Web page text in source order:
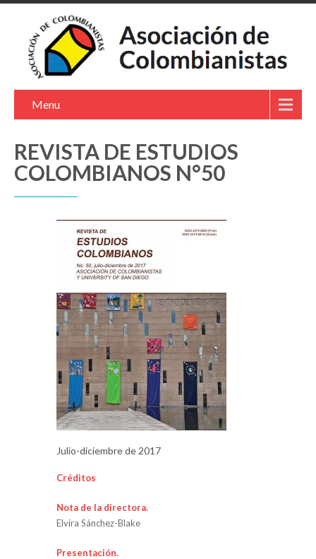
Menu
REVISTA DE ESTUDIOS
COLOMBIANOS N°50
Julio-diciembre de 2017
Créditos
Nota de la directora.
Elvira Sánchez-Blake
Presentación.